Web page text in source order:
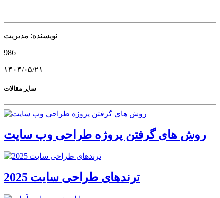
نویسنده: مدیریت
986
۱۴۰۴/۰۵/۲۱
سایر مقالات
روش های گرفتن پروژه طراحی وب سایت
ترندهای طراحی سایت 2025